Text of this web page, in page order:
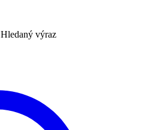
Hledaný výraz